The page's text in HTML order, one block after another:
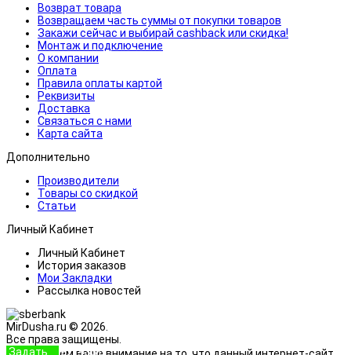
Возврат товара
Возвращаем часть суммы от покупки товаров
Закажи сейчас и выбирай cashback или скидка!
Монтаж и подключение
О компании
Оплата
Правила оплаты картой
Реквизиты
Доставка
Связаться с нами
Карта сайта
Дополнительно
Производители
Товары со скидкой
Статьи
Личный Кабинет
Личный Кабинет
История заказов
Мои Закладки
Рассылка новостей
MirDusha.ru © 2026.
Все права защищены.
Задать
+7 (933)